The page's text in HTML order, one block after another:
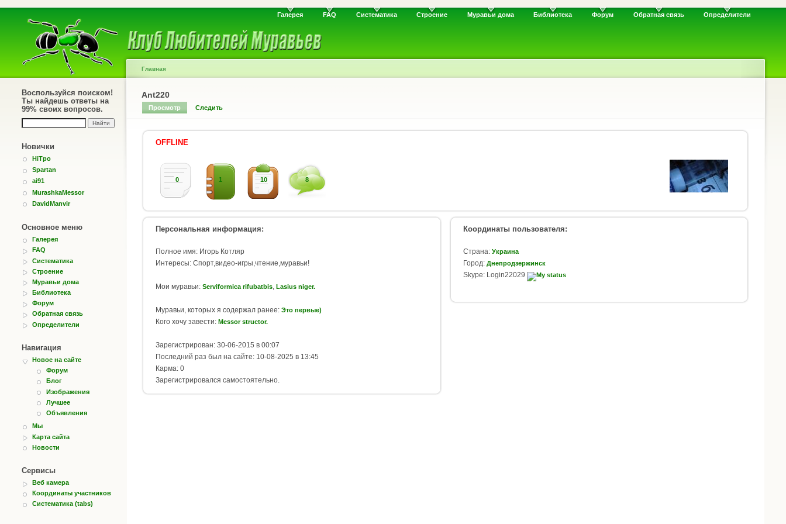
Галерея FAQ Систематика Строение Муравьи дома Библиотека Форум Обратная связь Определители
Воспользуйся поиском!
Ты найдешь ответы на
99% своих вопросов.
Новички
HiTpo
Spartan
ai91
MurashkaMessor
DavidManvir
Основное меню
Галерея
FAQ
Систематика
Строение
Муравьи дома
Библиотека
Форум
Обратная связь
Определители
Навигация
Новое на сайте
Форум
Блог
Изображения
Лучшее
Объявления
Мы
Карта сайта
Новости
Сервисы
Веб камера
Координаты участников
Систематика (tabs)
Главная
Ant220
Просмотр Следить
OFFLINE
0 1 10 8
Персональная информация:
Полное имя: Игорь Котляр
Интересы: Спорт,видео-игры,чтение,муравьи!
Мои муравьи: Serviformica rifubatbis, Lasius niger.
Муравьи, которых я содержал ранее: Это первые)
Кого хочу завести: Messor structor.
Зарегистрирован: 30-06-2015 в 00:07
Последний раз был на сайте: 10-08-2025 в 13:45
Карма: 0
Зарегистрировался самостоятельно.
Координаты пользователя:
Страна: Украина
Город: Днепродзержинск
Skype: Login22029